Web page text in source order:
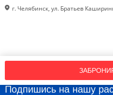
г. Челябинск, ул. Братьев
Подпишись на нашу